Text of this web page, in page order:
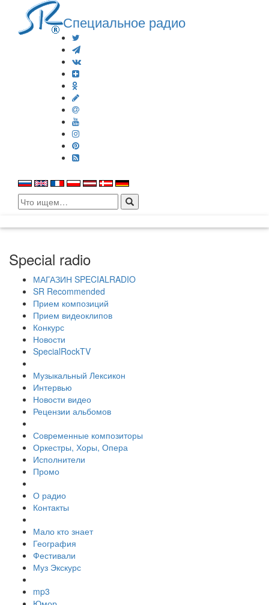
Специальное радио
Search
for:
Special radio
МАГАЗИН SPECIALRADIO
SR Recommended
Прием композиций
Прием видеоклипов
Конкурс
Новости
SpecialRockTV
Музыкальный Лексикон
Интервью
Новости видео
Рецензии альбомов
Современные композиторы
Оркестры, Хоры, Опера
Исполнители
Промо
О радио
Контакты
Мало кто знает
География
Фестивали
Муз Экскурс
mp3